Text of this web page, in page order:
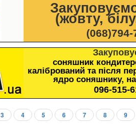
(жовту,
(068)794-
соняшник
калібрований та після
ядро соняшнику,
096-515-
3 4 5 6 7 8 9